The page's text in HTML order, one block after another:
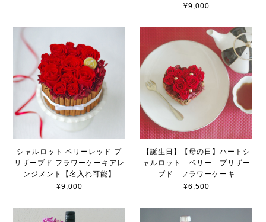
¥9,000
シャルロット ベリーレッド プ
リザーブド フラワーケーキアレ
ンジメント【名入れ可能】
¥9,000
【誕生日】【母の日】ハートシ
ャルロット ベリー プリザー
ブド フラワーケーキ
¥6,500